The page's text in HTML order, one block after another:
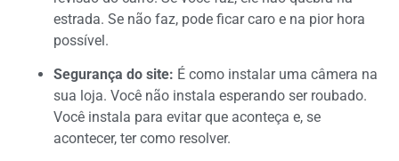
estrada. Se não faz, pode ficar caro e na pior hora
possível.
Segurança do site: É como instalar uma câmera na
sua loja. Você não instala esperando ser roubado.
Você instala para evitar que aconteça e, se
acontecer, ter como resolver.